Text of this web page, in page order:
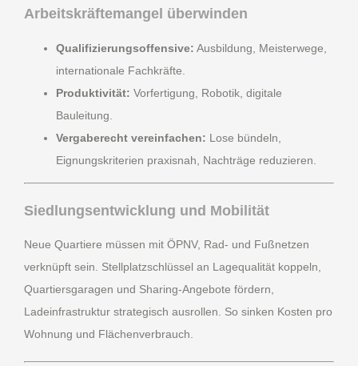
Arbeitskräftemangel überwinden
Qualifizierungsoffensive: Ausbildung, Meisterwege,
internationale Fachkräfte.
Produktivität: Vorfertigung, Robotik, digitale
Bauleitung.
Vergaberecht vereinfachen: Lose bündeln,
Eignungskriterien praxisnah, Nachträge reduzieren.
Siedlungsentwicklung und Mobilität
Neue Quartiere müssen mit ÖPNV, Rad- und Fußnetzen
verknüpft sein. Stellplatzschlüssel an Lagequalität koppeln,
Quartiersgaragen und Sharing-Angebote fördern,
Ladeinfrastruktur strategisch ausrollen. So sinken Kosten pro
Wohnung und Flächenverbrauch.